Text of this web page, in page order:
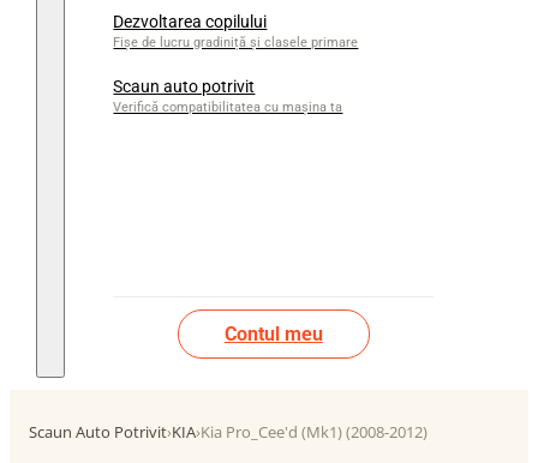
Dezvoltarea copilului
Fișe de lucru gradiniță și clasele primare
Scaun auto potrivit
Verifică compatibilitatea cu mașina ta
Contul meu
Scaun Auto Potrivit›KIA›Kia Pro_Cee'd (Mk1) (2008-2012)